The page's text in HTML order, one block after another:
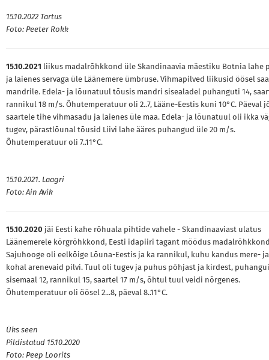
15.10.2022 Tartus
Foto: Peeter Rokk
15.10.2021 liikus madalrõhkkond üle Skandinaavia mäestiku Botnia lahe
ja laienes servaga üle Läänemere ümbruse. Vihmapilved liikusid öösel
mandrile. Edela- ja lõunatuul tõusis mandri sisealadel puhanguti 14,
rannikul 18 m/s. Õhutemperatuur oli 2..7, Lääne-Eestis kuni 10°C. Päeval
saartele tihe vihmasadu ja laienes üle maa. Edela- ja lõunatuul oli ikka
tugev, pärastlõunal tõusid Liivi lahe ääres puhangud üle 20 m/s.
Õhutemperatuur oli 7..11°C.
15.10.2021. Laagri
Foto: Ain Avik
15.10.2020 jäi Eesti kahe rõhuala pihtide vahele - Skandinaaviast ulatus
Läänemerele kõrgrõhkkond, Eesti idapiiri tagant möödus
Sajuhooge oli eelkõige Lõuna-Eestis ja ka rannikul, kuhu kandus mere-
kohal arenevaid pilvi. Tuul oli tugev ja puhus põhjast ja kirdest,
sisemaal 12, rannikul 15, saartel 17 m/s, õhtul tuul veidi nõrgenes.
Õhutemperatuur oli öösel 2...8, päeval 8..11°C.
Üks seen
Pildistatud 15.10.2020
Foto: Peep Loorits